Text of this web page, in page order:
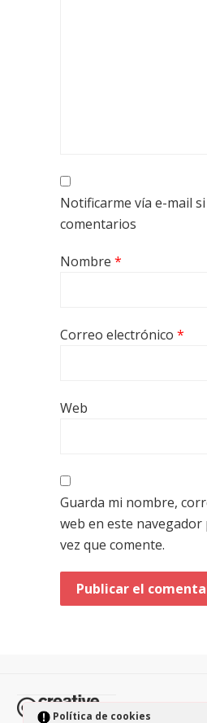
Política de cookies
Notificarme vía e-mail
comentarios
Nombre *
Correo electrónico *
Web
Guarda mi nombre,
web en este
vez que comente.
Todos los